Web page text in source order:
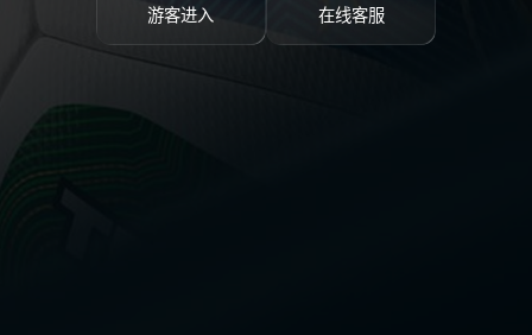
游客进入 在线客服